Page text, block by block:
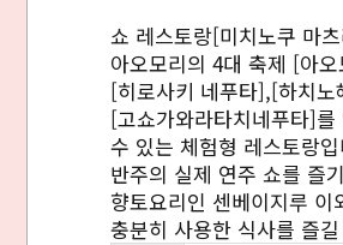
쇼 레스토랑[미치노쿠 마
아오모리의 4대 축제 [아
[히로사키 네푸타],[하치노
[고쇼가와라타치네푸타]
수 있는 체험형 레스토랑
반주의 실제 연주 쇼를 즐
향토요리인 센베이지루 이
충분히 사용한 식사를 즐